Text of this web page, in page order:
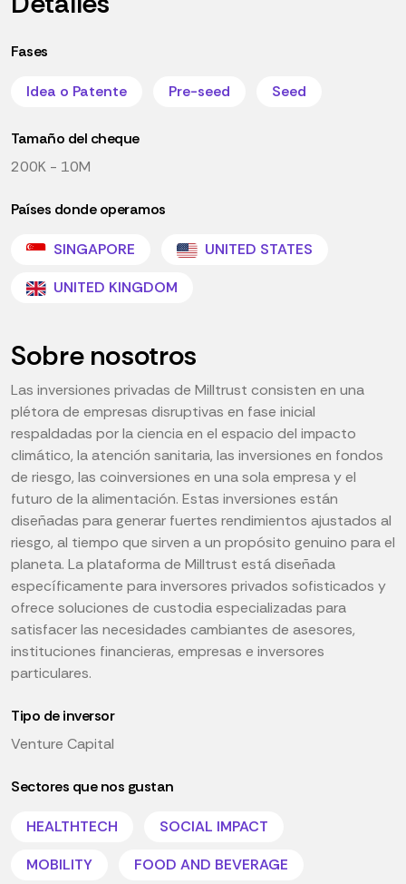
Fases
Idea o Patente Pre-seed Seed
Tamaño del cheque
200K - 10M
Países donde operamos
SINGAPORE
UNITED STATES
UNITED KINGDOM
Sobre nosotros
Las inversiones privadas de Milltrust consisten en una
plétora de empresas disruptivas en fase inicial
respaldadas por la ciencia en el espacio del impacto
climático, la atención sanitaria, las inversiones en fondos
de riesgo, las coinversiones en una sola empresa y el
futuro de la alimentación. Estas inversiones están
diseñadas para generar fuertes rendimientos ajustados al
riesgo, al tiempo que sirven a un propósito genuino para el
planeta. La plataforma de Milltrust está diseñada
específicamente para inversores privados sofisticados y
ofrece soluciones de custodia especializadas para
satisfacer las necesidades cambiantes de asesores,
instituciones financieras, empresas e inversores
particulares.
Tipo de inversor
Venture Capital
Sectores que nos gustan
HEALTHTECH
SOCIAL IMPACT
MOBILITY
FOOD AND BEVERAGE